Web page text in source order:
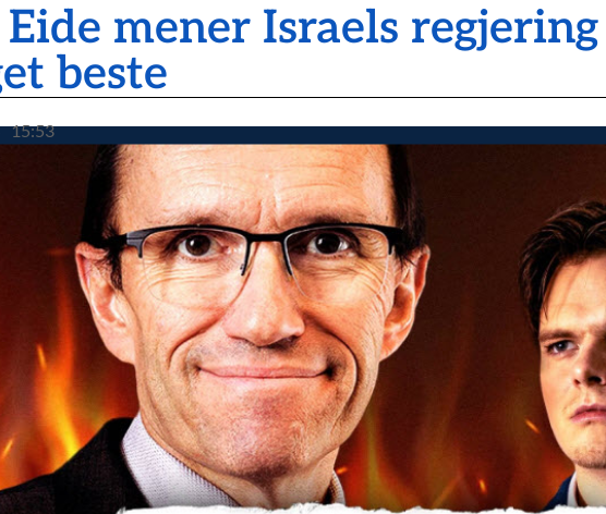
mener Israels
beste
15:53